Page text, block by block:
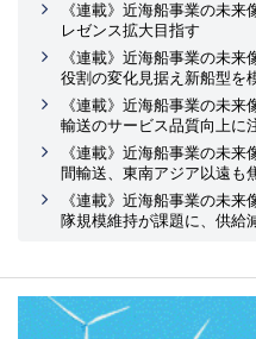
《連載》近海船事業の未
レゼンス拡大目指す
《連載》近海船事業の未
役割の変化見据え新船型を
《連載》近海船事業の未
輸送のサービス品質向上に
《連載》近海船事業の未
間輸送、東南アジア以遠も
《連載》近海船事業の未
隊規模維持が課題に、供給